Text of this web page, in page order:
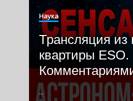
Наука
Трансляция из
квартиры
...